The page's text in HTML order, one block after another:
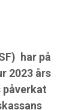
har på
2023 års
påverkat